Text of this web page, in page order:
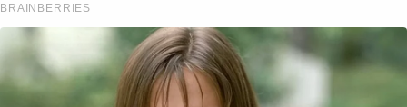
BRAINBERRIES